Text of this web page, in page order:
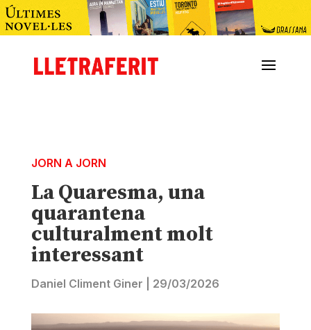
JORN A JORN
La Quaresma, una
quarantena
culturalment molt
interessant
Daniel Climent Giner 29/03/2026